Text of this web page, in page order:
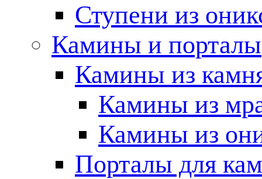
Ступени из
Камины и порталы
Камины из
Камины из
Камины из
Порталы для